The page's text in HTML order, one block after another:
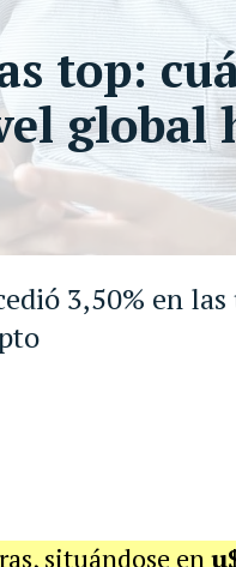
3,50% en
top:
global
situándose en